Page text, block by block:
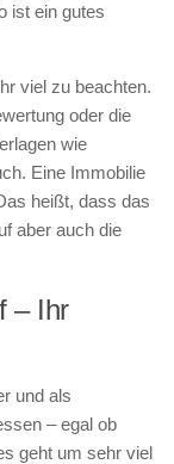
ist ein gutes
viel zu beachten.
oder die
wie
Eine Immobilie
heißt, dass das
aber auch die
– Ihr
und als
– egal ob
geht um sehr viel